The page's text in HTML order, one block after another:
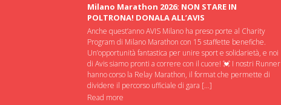
Milano Marathon 2026: NON STARE IN
POLTRONA! DONALA ALL’AVIS
Anche quest’anno AVIS Milano ha preso porte al Charity
Program di Milano Marathon con 15 staffette benefiche.
Un’opportunità fantastica per unire sport e solidarietà, e noi
di Avis siamo pronti a correre con il cuore! 💓 I nostri Runner
hanno corso la Relay Marathon, il format che permette di
dividere il percorso ufficiale di gara […]
Read more